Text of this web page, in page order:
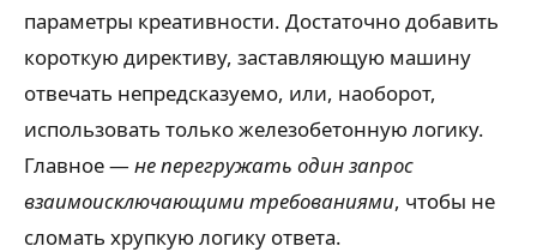
параметры креативности. Достаточно добавить
короткую директиву, заставляющую машину
отвечать непредсказуемо, или, наоборот,
использовать только железобетонную логику.
Главное —не перегружать один запрос
взаимоисключающими требованиями, чтобы не
сломать хрупкую логику ответа.